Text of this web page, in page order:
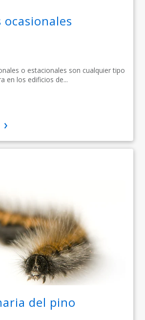
ocasionales
o estacionales son cualquier tipo
en los edificios de...
del pino